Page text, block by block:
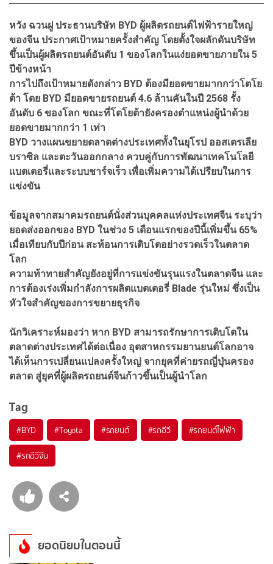
หวัง ฉวนฝู ประธานบริษัท BYD ผู้ผลิตรถยนต์ไฟฟ้ารายใหญ่
ของจีน ประกาศเป้าหมายครั้งสำคัญ โดยตั้งใจผลักดันบริษัท
ขึ้นเป็นผู้ผลิตรถยนต์อันดับ 1 ของโลกในแง่ยอดขายภายใน 5
ปีข้างหน้า
การไปถึงเป้าหมายดังกล่าว BYD ต้องมียอดขายมากกว่าโตโย
ต้า โดย BYD มียอดขายรถยนต์ 4.6 ล้านคันในปี 2568 รั้ง
อันดับ 6 ของโลก ขณะที่โตโยต้ายังครองตำแหน่งผู้นำด้วย
ยอดขายมากกว่า 1 เท่า
BYD วางแผนขยายตลาดต่างประเทศทั้งในยุโรป ออสเตรเลีย
บราซิล และตะวันออกกลาง ควบคู่กับการพัฒนาเทคโนโลยี
แบตเตอรี่และระบบชาร์จเร็ว เพื่อเพิ่มความได้เปรียบในการ
แข่งขัน
ข้อมูลจากสมาคมรถยนต์นั่งส่วนบุคคลแห่งประเทศจีน ระบุว่า
ยอดส่งออกของ BYD ในช่วง 5 เดือนแรกของปีนี้เพิ่มขึ้น 65%
เมื่อเทียบกับปีก่อน สะท้อนการเติบโตอย่างรวดเร็วในตลาด
โลก
ความท้าทายสำคัญยังอยู่ที่การแข่งขันรุนแรงในตลาดจีน และ
การต้องเร่งเพิ่มกำลังการผลิตแบตเตอรี่ Blade รุ่นใหม่ ซึ่งเป็น
หัวใจสำคัญของการขยายธุรกิจ
นักวิเคราะห์มองว่า หาก BYD สามารถรักษาการเติบโตใน
ตลาดต่างประเทศได้ต่อเนื่อง อุตสาหกรรมยานยนต์โลกอาจ
ได้เห็นการเปลี่ยนแปลงครั้งใหญ่ จากยุคที่ค่ายรถญี่ปุ่นครอง
ตลาด สู่ยุคที่ผู้ผลิตรถยนต์จีนก้าวขึ้นเป็นผู้นำโลก
Tag
#BYD #Toyota #รถยนต์ #รถอีวี #รถยนต์ไฟฟ้า
#รถอีวีจีน
ยอดนิยมในตอนนี้